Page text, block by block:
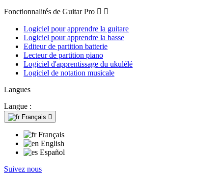
Fonctionnalités de Guitar Pro  
Logiciel pour apprendre la guitare
Logiciel pour apprendre la basse
Editeur de partition batterie
Lecteur de partition piano
Logiciel d'apprentissage du ukulélé
Logiciel de notation musicale
Langues
Langue :
Français 
Français
English
Español
Suivez nous